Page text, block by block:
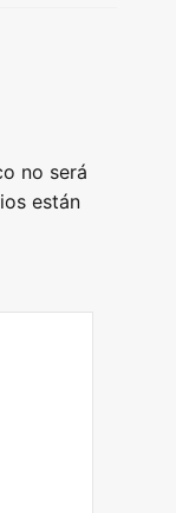
no será
están